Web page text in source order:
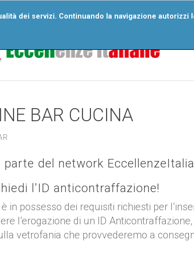
dei servizi. Continuando la navigazione autorizzi
BAR CUCINA
del network
l'ID anticontraffazione!
in possesso dei requisiti richiesti per
l’erogazione di un ID
vetrofania che provvederemo a